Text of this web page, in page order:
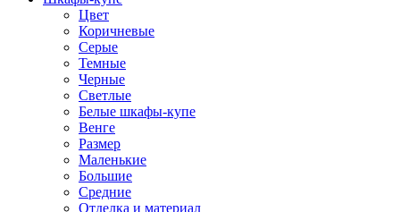
Цвет
Коричневые
Серые
Темные
Черные
Светлые
Белые шкафы-купе
Венге
Размер
Маленькие
Большие
Средние
Отделка и материал